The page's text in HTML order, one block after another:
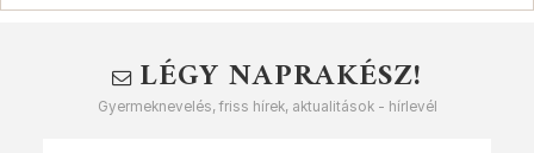
LÉGY NAPRAKÉSZ!
Gyermeknevelés, friss hírek, aktualitások - hírlevél